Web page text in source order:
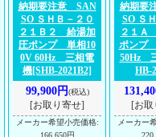
納期要注意 SAN
SO ＳＨＢ－２０
２１Ｂ２ 給湯加
圧ポンプ 単相10
0V 60Hz 三相電
機[SHB-2021B2]
99,900円(税込)
[お取り寄せ]
メーカー希望小売価格:
166,650円
納期要
SO Ｓ
２１Ａ
ポンプ
50Hz
HB-
[お取
メーカー